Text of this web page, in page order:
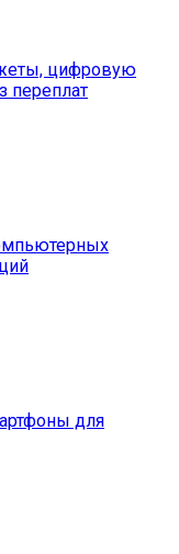
цифровую
переплат
для